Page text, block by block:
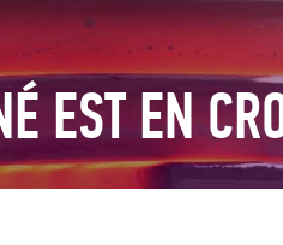
EST EN